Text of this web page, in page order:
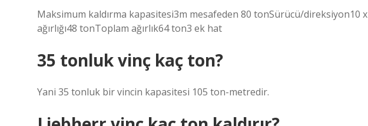
Maksimum kaldırma kapasitesi3m mesafeden 80 tonSürücü/direksiyon10 x
ağırlığı48 tonToplam ağırlık64 ton3 ek hat
35 tonluk vinç kaç ton?
Yani 35 tonluk bir vincin kapasitesi 105 ton-metredir.